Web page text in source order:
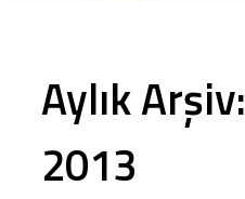
Aylık Arşiv:
2013